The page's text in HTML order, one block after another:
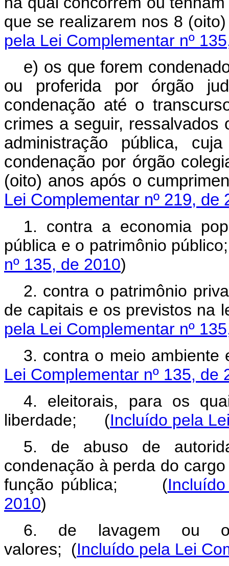
que se realizarem nos 8 (oito)
pela Lei Complementar nº
e) os que forem
ou proferida por órgão
condenação até o
crimes a seguir,
administração pública,
condenação por órgão
(oito) anos após o
Lei Complementar nº 219, de
1. contra a economia
pública e o patrimônio
nº 135, de 2010)
2. contra o patrimônio
de capitais e os previstos na
pela Lei Complementar nº
3. contra o meio
Lei Complementar nº 135, de
4. eleitorais, para os
liberdade;
(Incluído pela
5. de abuso de
condenação à perda do
função pública;
(
2010)
6. de lavagem ou
valores;
(Incluído pela Lei